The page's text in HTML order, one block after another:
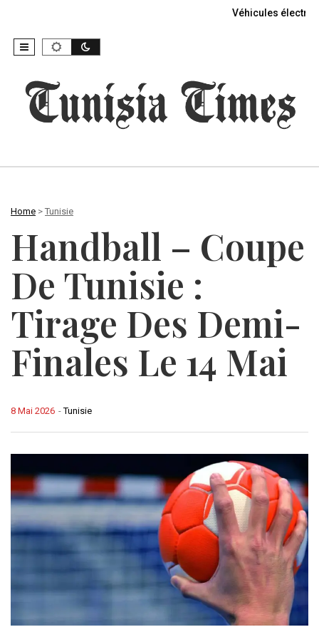
Véhicules
Home > Tunisie
Handball – Coupe
De Tunisie :
Tirage Des Demi-
Finales Le 14 Mai
-Tunisie
8 Mai 2026